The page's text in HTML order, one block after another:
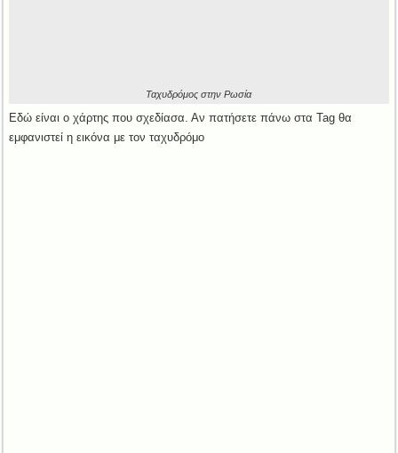
Ταχυδρόμος στην Ρωσία
Εδώ είναι ο χάρτης που σχεδίασα. Αν πατήσετε πάνω στα Tag θα
εμφανιστεί η εικόνα με τον ταχυδρόμο